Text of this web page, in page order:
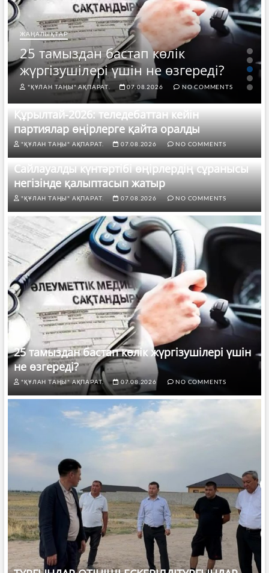
ЖАҢАЛЫҚТАР
25 тамыздан бастап көлік
жүргізушілері үшін не өзгереді?
"ҚҰЛАН ТАҢЫ" АҚПАРАТ. 07.08.2026 NO COMMENTS
Құрылтай-2026: теледебаттан кейін
партиялар өңірлерге қайта оралды
"ҚҰЛАН ТАҢЫ" АҚПАРАТ. 07.08.2026 NO COMMENTS
Сайлауалды күнтәртібі өңірлердің сұранысы
негізінде қалыптасып жатыр
"ҚҰЛАН ТАҢЫ" АҚПАРАТ. 07.08.2026 NO COMMENTS
25 тамыздан бастап көлік жүргізушілері үшін
не өзгереді?
"ҚҰЛАН ТАҢЫ" АҚПАРАТ. 07.08.2026 NO COMMENTS